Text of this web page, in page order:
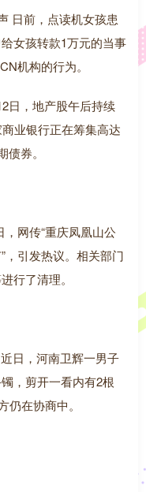
日前，点读机女孩患
女孩转款1万元的当事
机构的行为。
日，地产股午后持续
业银行正在筹集高达
券。
网传“重庆凤凰山公
，引发热议。相关部门
行了清理。
日，河南卫辉一男子
，剪开一看内有2根
仍在协商中。